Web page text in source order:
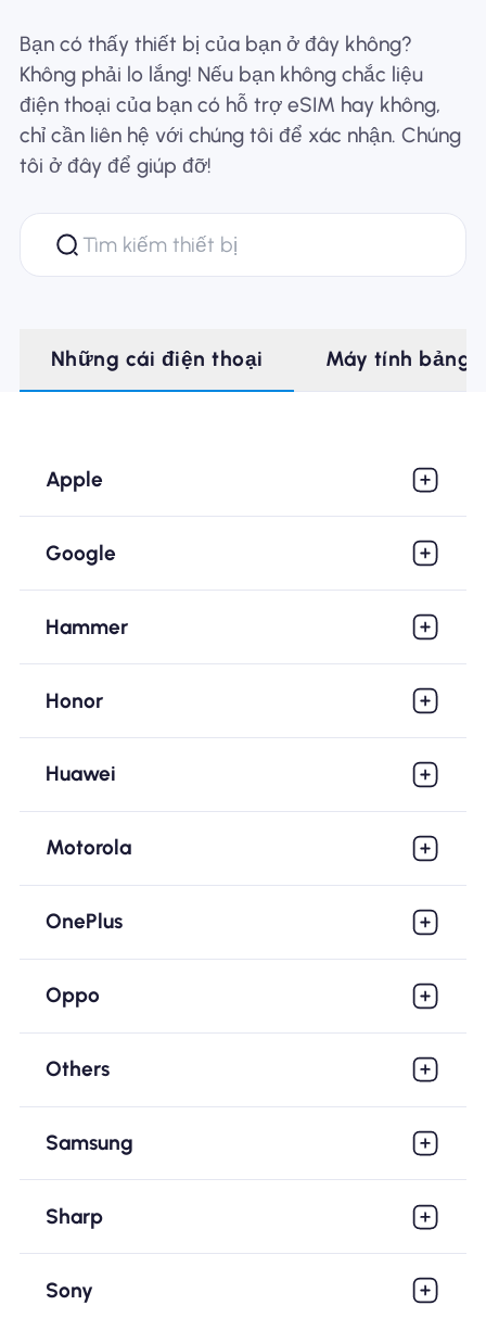
Sử dụng eSIM
Cho doanh nghiệp
Bạn có thấy thiết bị của bạn ở đây không?
Không phải lo lắng! Nếu bạn không chắc liệu
điện thoại của bạn có hỗ trợ eSIM hay không,
chỉ cần liên hệ với chúng tôi để xác nhận. Chúng
tôi ở đây để giúp đỡ!
Những cái điện thoại Máy tính bảng
Apple
Google
Hammer
Honor
Huawei
Motorola
OnePlus
Oppo
Others
Samsung
Sharp
Sony